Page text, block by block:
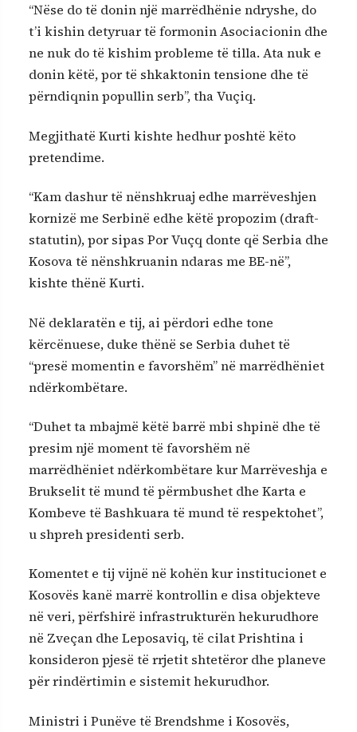
“Nëse do të donin një marrëdhënie ndryshe, do
t’i kishin detyruar të formonin Asociacionin dhe
ne nuk do të kishim probleme të tilla. Ata nuk e
donin këtë, por të shkaktonin tensione dhe të
përndiqnin popullin serb”, tha Vuçiq.
Megjithatë Kurti kishte hedhur poshtë këto
pretendime.
“Kam dashur të nënshkruaj edhe marrëveshjen
kornizë me Serbinë edhe këtë propozim (draft-
statutin), por sipas Por Vuçq donte që Serbia dhe
Kosova të nënshkruanin ndaras me BE-në”,
kishte thënë Kurti.
Në deklaratën e tij, ai përdori edhe tone
kërcënuese, duke thënë se Serbia duhet të
“presë momentin e favorshëm” në marrëdhëniet
ndërkombëtare.
“Duhet ta mbajmë këtë barrë mbi shpinë dhe të
presim një moment të favorshëm në
marrëdhëniet ndërkombëtare kur Marrëveshja e
Brukselit të mund të përmbushet dhe Karta e
Kombeve të Bashkuara të mund të respektohet”,
u shpreh presidenti serb.
Komentet e tij vijnë në kohën kur institucionet e
Kosovës kanë marrë kontrollin e disa objekteve
në veri, përfshirë infrastrukturën hekurudhore
në Zveçan dhe Leposaviq, të cilat Prishtina i
konsideron pjesë të rrjetit shtetëror dhe planeve
për rindërtimin e sistemit hekurudhor.
Ministri i Punëve të Brendshme i Kosovës,